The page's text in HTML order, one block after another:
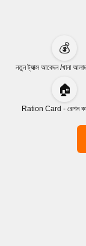
💰
নতুন ট্যাক্স আবেদন /খানা
🏠
Ration Card - রেশন